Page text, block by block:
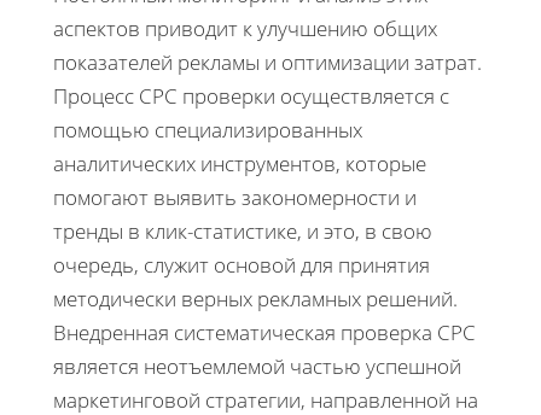
аспектов приводит к улучшению общих
показателей рекламы и оптимизации затрат.
Процесс CPC проверки осуществляется с
помощью специализированных
аналитических инструментов, которые
помогают выявить закономерности и
тренды в клик-статистике, и это, в свою
очередь, служит основой для принятия
методически верных рекламных решений.
Внедренная систематическая проверка CPC
является неотъемлемой частью успешной
маркетинговой стратегии, направленной на